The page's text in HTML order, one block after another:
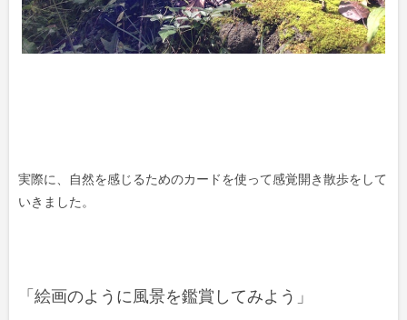
実際に、自然を感じるためのカードを使って感覚開き散歩をして
いきました。
「絵画のように風景を鑑賞してみよう」